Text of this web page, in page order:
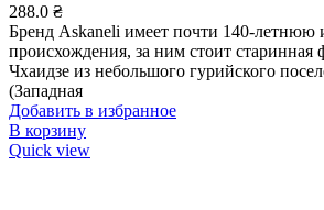
288.0 ₴
Бренд Askaneli имеет почти 140-летнюю
происхождения, за ним стоит старинная
Чхаидзе из небольшого гурийского
(Западная
Добавить в избранное
В корзину
Quick view